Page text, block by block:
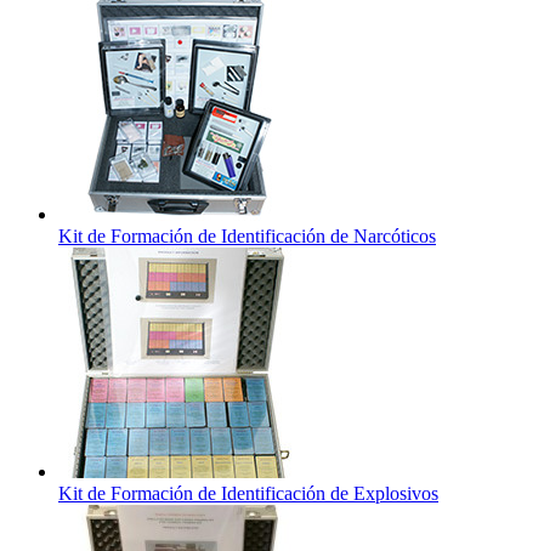
Kit de Formación de Identificación de Narcóticos
Kit de Formación de Identificación de Explosivos